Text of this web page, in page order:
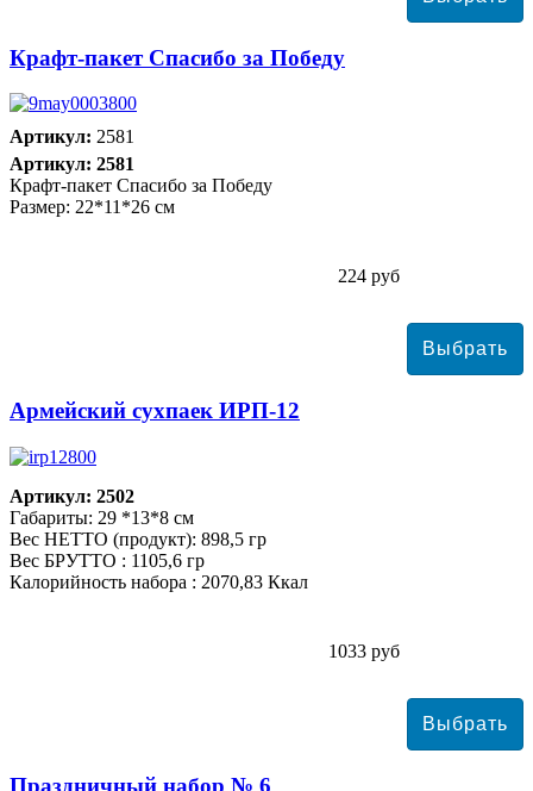
Крафт-пакет Спасибо за Победу
Артикул: 2581
Артикул: 2581
Крафт-пакет Спасибо за Победу
Размер: 22*11*26 см
224 руб
Армейский сухпаек ИРП-12
Артикул: 2502
Габариты: 29 *13*8 см
Вес НЕТТО (продукт): 898,5 гр
Вес БРУТТО : 1105,6 гр
Калорийность набора : 2070,83 Ккал
1033 руб
Праздничный набор № 6